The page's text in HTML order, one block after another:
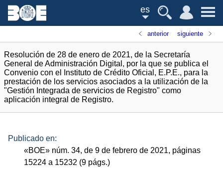
es
anterior siguiente
Resolución de 28 de enero de 2021, de la Secretaría
General de Administración Digital, por la que se publica el
Convenio con el Instituto de Crédito Oficial, E.P.E., para la
prestación de los servicios asociados a la utilización de la
"Gestión Integrada de servicios de Registro" como
aplicación integral de Registro.
Publicado en:
«BOE» núm. 34, de 9 de febrero de 2021, páginas
15224 a 15232 (9 págs.)